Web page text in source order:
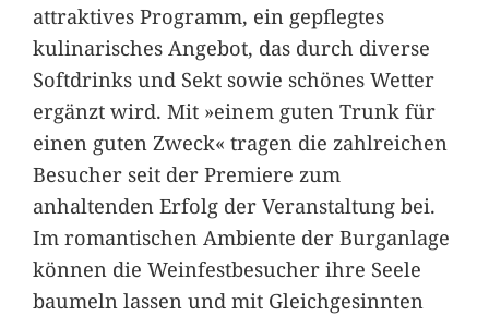
attraktives Programm, ein gepflegtes
kulinarisches Angebot, das durch diverse
Softdrinks und Sekt sowie schönes Wetter
ergänzt wird. Mit »einem guten Trunk für
einen guten Zweck« tragen die zahlreichen
Besucher seit der Premiere zum
anhaltenden Erfolg der Veranstaltung bei.
Im romantischen Ambiente der Burganlage
können die Weinfestbesucher ihre Seele
baumeln lassen und mit Gleichgesinnten